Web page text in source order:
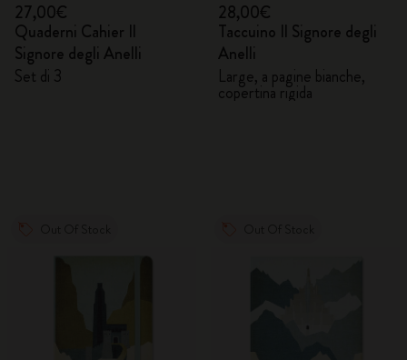
27,00€
Quaderni Cahier Il
Signore degli Anelli
Set di 3
28,00€
Taccuino Il Signore degli
Anelli
Large, a pagine bianche,
copertina rigida